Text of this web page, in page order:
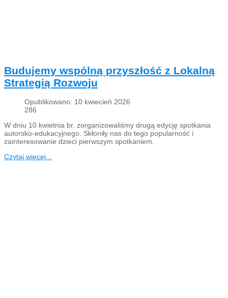
Budujemy wspólną przyszłość z Lokalną
Strategią Rozwoju
Opublikowano: 10 kwiecień 2026
286
W dniu 10 kwietnia br. zorganizowaliśmy drugą edycję spotkania
autorsko-edukacyjnego. Skłoniły nas do tego popularność i
zainteresowanie dzieci pierwszym spotkaniem.
Czytaj więcej...